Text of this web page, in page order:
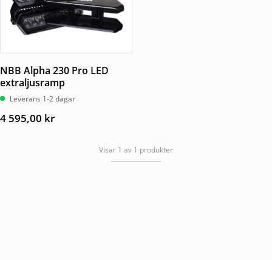
NBB Alpha 230 Pro LED
extraljusramp
Leverans 1-2 dagar
4 595,00 kr
Visar 1 av 1 produkter